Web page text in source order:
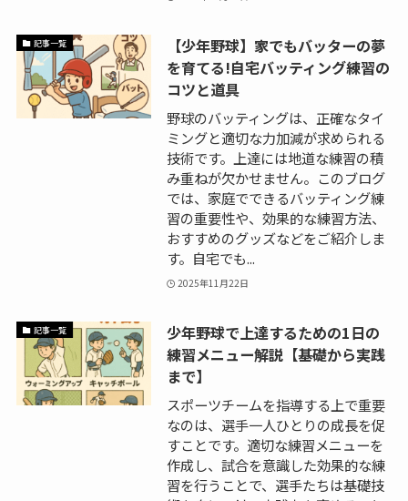
記事一覧
【少年野球】家でもバッターの夢
を育てる!自宅バッティング練習の
コツと道具
野球のバッティングは、正確なタイ
ミングと適切な力加減が求められる
技術です。上達には地道な練習の積
み重ねが欠かせません。このブログ
では、家庭でできるバッティング練
習の重要性や、効果的な練習方法、
おすすめのグッズなどをご紹介しま
す。自宅でも...
2025年11月22日
記事一覧
少年野球で上達するための1日の
練習メニュー解説【基礎から実践
まで】
スポーツチームを指導する上で重要
なのは、選手一人ひとりの成長を促
すことです。適切な練習メニューを
作成し、試合を意識した効果的な練
習を行うことで、選手たちは基礎技